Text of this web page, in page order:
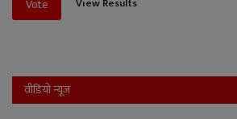
Vote View Results
वीडियो न्यूज